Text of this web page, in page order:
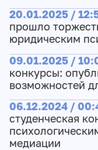
20.01.2025 /
прошло
юридическим
09.01.2025 /
конкурсы:
возможностей
06.12.2024 /
студенческая
медиации